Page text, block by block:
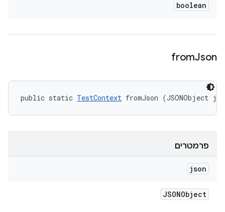
boolean
fromJson
public static TestContext fromJson (JSONObject
פרמטרים
json
JSONObject